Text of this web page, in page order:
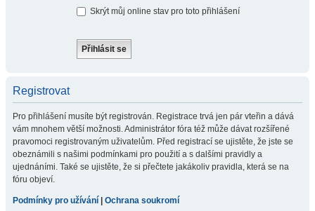
Skrýt můj online stav pro toto přihlášení
Registrovat
Pro přihlášení musíte být registrován. Registrace trvá jen pár vteřin a dává
vám mnohem větší možnosti. Administrátor fóra též může dávat rozšířené
pravomoci registrovaným uživatelům. Před registrací se ujistěte, že jste se
obeznámili s našimi podmínkami pro použití a s dalšími pravidly a
ujednáními. Také se ujistěte, že si přečtete jakákoliv pravidla, která se na
fóru objeví.
Podmínky pro užívání Ochrana soukromí